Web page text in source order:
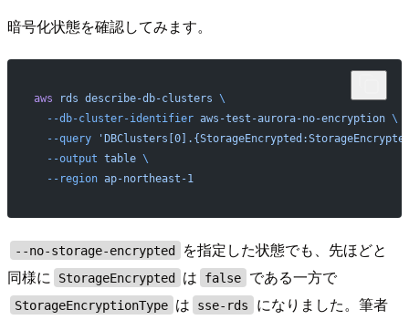
暗号化状態を確認してみます。
aws rds describe-db-clusters \
  --db-cluster-identifier
aws-test-aurora-no-encryption \
  --query
  --output
table \
  --region
ap-northeast-1
--no-storage-encrypted
を指定した状態でも、先ほどと
同様に
StorageEncrypted は false である一方で
StorageEncryptionType は sse-rds
になりました。筆者